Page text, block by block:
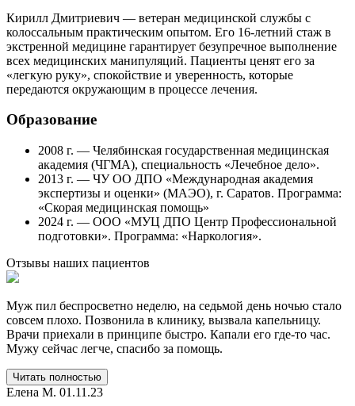
Кирилл Дмитриевич — ветеран медицинской службы с
колоссальным практическим опытом. Его 16-летний стаж в
экстренной медицине гарантирует безупречное выполнение
всех медицинских манипуляций. Пациенты ценят его за
«легкую руку», спокойствие и уверенность, которые
передаются окружающим в процессе лечения.
Образование
2008 г. — Челябинская государственная медицинская
академия (ЧГМА), специальность «Лечебное дело».
2013 г. — ЧУ ОО ДПО «Международная академия
экспертизы и оценки» (МАЭО), г. Саратов. Программа:
«Скорая медицинская помощь»
2024 г. — ООО «МУЦ ДПО Центр Профессиональной
подготовки». Программа: «Наркология».
Отзывы наших пациентов
Муж пил беспросветно неделю, на седьмой день ночью стало
совсем плохо. Позвонила в клинику, вызвала капельницу.
Врачи приехали в принципе быстро. Капали его где-то час.
Мужу сейчас легче, спасибо за помощь.
Читать полностью
Елена М. 01.11.23